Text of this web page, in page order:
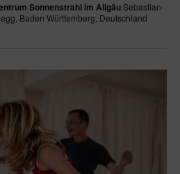
Sonnenstrahl im AllgäuSebastian-
Baden Württemberg, Deutschland